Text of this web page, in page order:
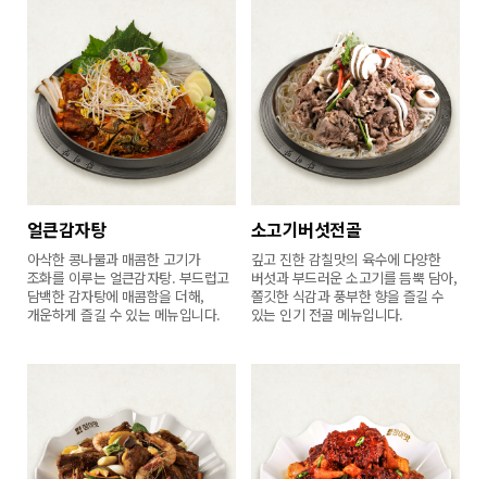
얼큰감자탕
아삭한 콩나물과 매콤한 고기가
조화를 이루는 얼큰감자탕. 부드럽고
담백한 감자탕에 매콤함을 더해,
개운하게 즐길 수 있는 메뉴입니다.
소고기버섯전골
깊고 진한 감칠맛의 육수에 다양한
버섯과 부드러운 소고기를 듬뿍 담아,
쫄깃한 식감과 풍부한 향을 즐길 수
있는 인기 전골 메뉴입니다.